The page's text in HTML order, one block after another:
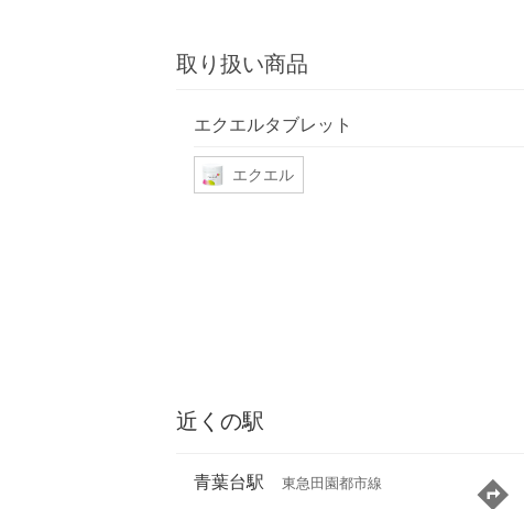
取り扱い商品
エクエルタブレット
エクエル
近くの駅
青葉台駅 東急田園都市線